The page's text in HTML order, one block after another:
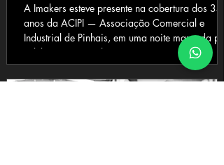
A Imakers esteve presente na cobertura dos 35
anos da ACIPI — Associação Comercial e
Industrial de Pinhais, em uma noite marcada por
celebração, reconhecimento, networking e
fortalecimento do ambiente empresarial da
cidade e região.